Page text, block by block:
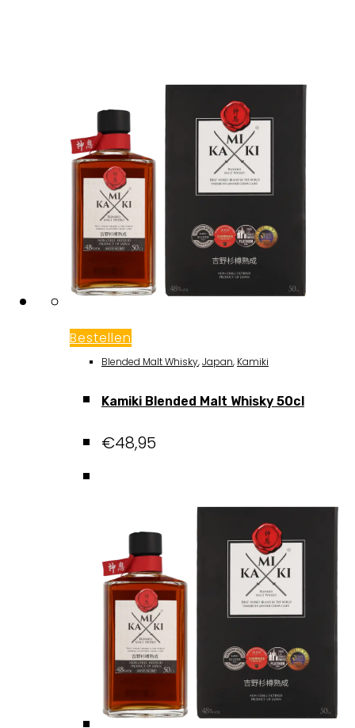
Bestellen
Blended Malt Whisky,Japan, Kamiki
Kamiki Blended Malt Whisky 50cl
€48,95